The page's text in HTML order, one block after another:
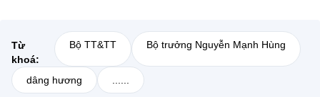
Từ
khoá:
Bộ TT&TT Bộ trưởng Nguyễn Mạnh Hùng
dâng hương ......